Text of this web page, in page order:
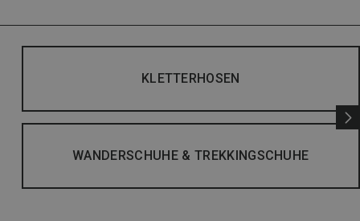
KLETTERHOSEN
WANDERSCHUHE & TREKKINGSCHUHE